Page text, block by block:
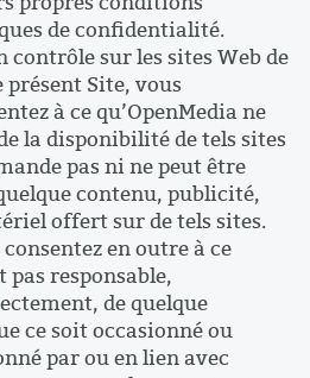
de confidentialité.
contrôle sur les sites Web de
Site, vous
à ce qu’OpenMedia ne
la disponibilité de tels sites
pas ni ne peut être
contenu, publicité,
offert sur de tels sites.
en outre à ce
pas responsable,
de quelque
ce soit occasionné ou
par ou en lien avec